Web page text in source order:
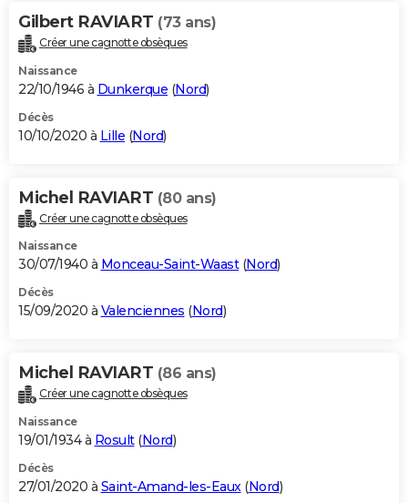
Gilbert RAVIART (73 ans)
Créer une cagnotte obsèques
Naissance
22/10/1946 à Dunkerque (Nord)
Décès
10/10/2020 à Lille (Nord)
Michel RAVIART (80 ans)
Créer une cagnotte obsèques
Naissance
30/07/1940 à Monceau-Saint-Waast(Nord)
Décès
15/09/2020 à Valenciennes (Nord)
Michel RAVIART (86 ans)
Créer une cagnotte obsèques
Naissance
19/01/1934 à Rosult(Nord)
Décès
27/01/2020 à Saint-Amand-les-Eaux(Nord)